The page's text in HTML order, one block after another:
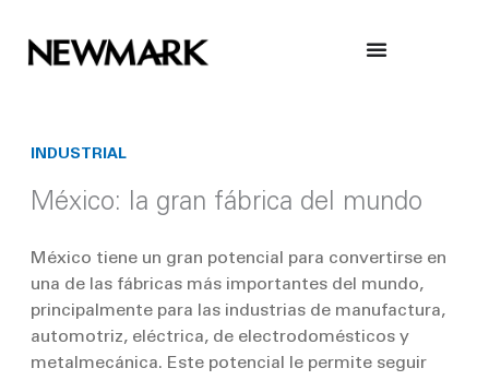
content
INDUSTRIAL
México: la gran fábrica del mundo
México tiene un gran potencial para convertirse en
una de las fábricas más importantes del mundo,
principalmente para las industrias de manufactura,
automotriz, eléctrica, de electrodomésticos y
metalmecánica. Este potencial le permite seguir